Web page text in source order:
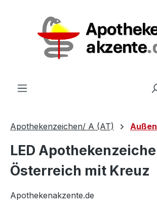
Apothekenzeichen/ A (AT)
LED
Österreich mit Kreuz
Apothekenakzente.de